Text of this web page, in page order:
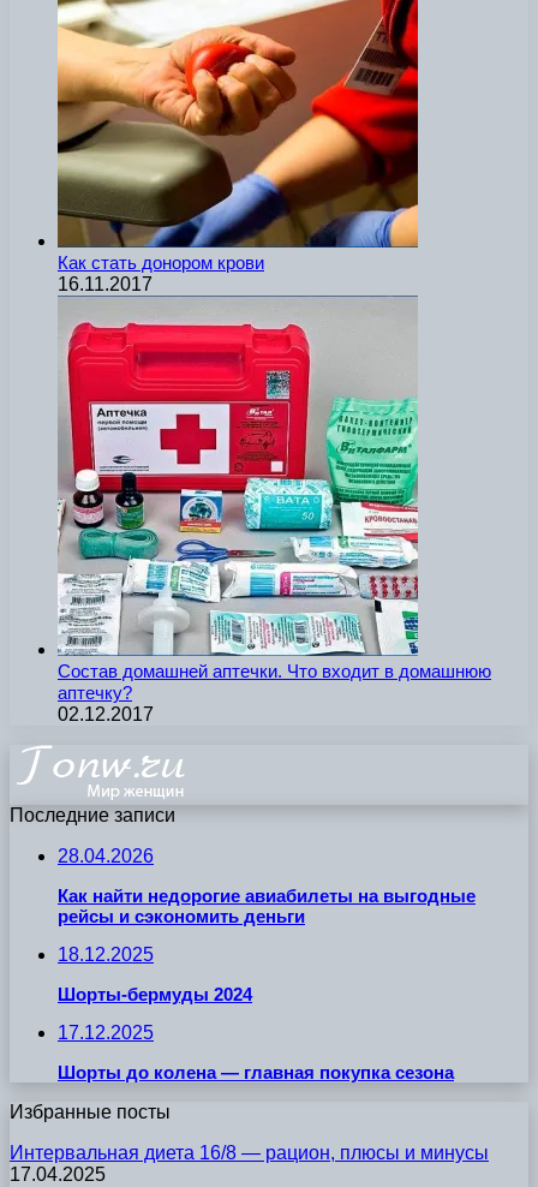
Как стать донором крови
16.11.2017
Состав домашней аптечки. Что входит в домашнюю
аптечку?
02.12.2017
Последние записи
28.04.2026
Как найти недорогие авиабилеты на выгодные
рейсы и сэкономить деньги
18.12.2025
Шорты-бермуды 2024
17.12.2025
Шорты до колена — главная покупка сезона
Избранные посты
Интервальная диета 16/8 — рацион, плюсы и минусы
17.04.2025